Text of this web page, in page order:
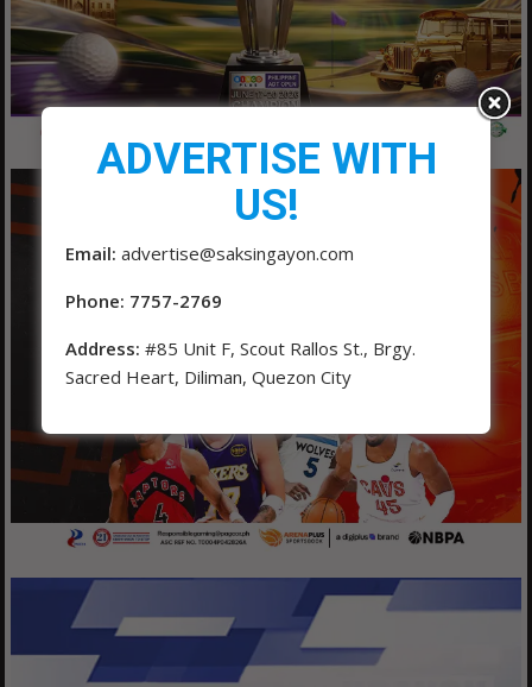
ADVERTISE WITH
US!
Email: advertise@saksingayon.com
Phone: 7757-2769
Address: #85 Unit F, Scout Rallos St., Brgy.
Sacred Heart, Diliman, Quezon City